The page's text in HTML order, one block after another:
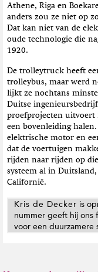
Athene, Riga en
anders zou ze niet op
Dat kan niet van de
oude technologie die
1920.
De trolleytruck heeft
trolleybus, maar werd
lijkt ze nochtans
Duitse
proefprojecten uitvoert
een bovenleiding
elektrische motor en
dat de voertuigen
rijden naar rijden op
systeem al in
Californië.
Kris de Decker is
nummer geeft hij ons
voor een duurzamere